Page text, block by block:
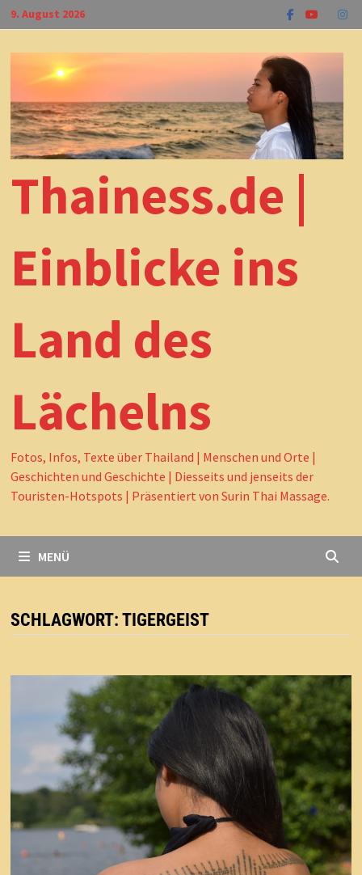
Zum
Inhalt
springen
9. August 2026
Thainess.de |
Einblicke ins
Land des
Lächelns
Fotos, Infos, Texte über Thailand | Menschen und Orte |
Geschichten und Geschichte | Diesseits und jenseits der
Touristen-Hotspots | Präsentiert von Surin Thai Massage.
MENÜ
SCHLAGWORT: TIGERGEIST